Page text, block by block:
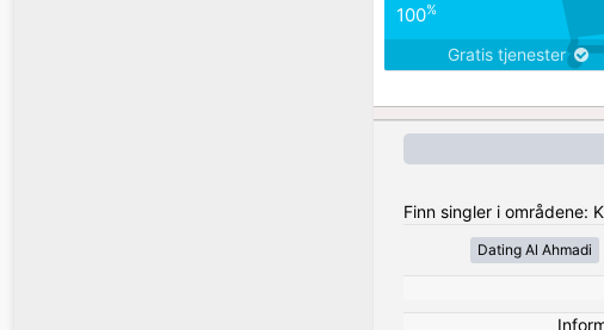
100%
Gratis tjenester
Finn singler i områdene:
Dating Al Ahmadi